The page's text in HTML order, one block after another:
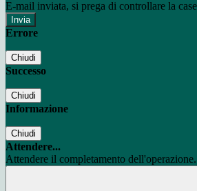
E-mail inviata, si prega di controllare la
Errore
Chiudi
Successo
Chiudi
Informazione
Chiudi
Attendere...
Attendere il completamento